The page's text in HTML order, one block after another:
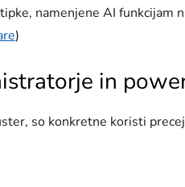
namenjene AI funkcijam
)
in
so konkretne koristi